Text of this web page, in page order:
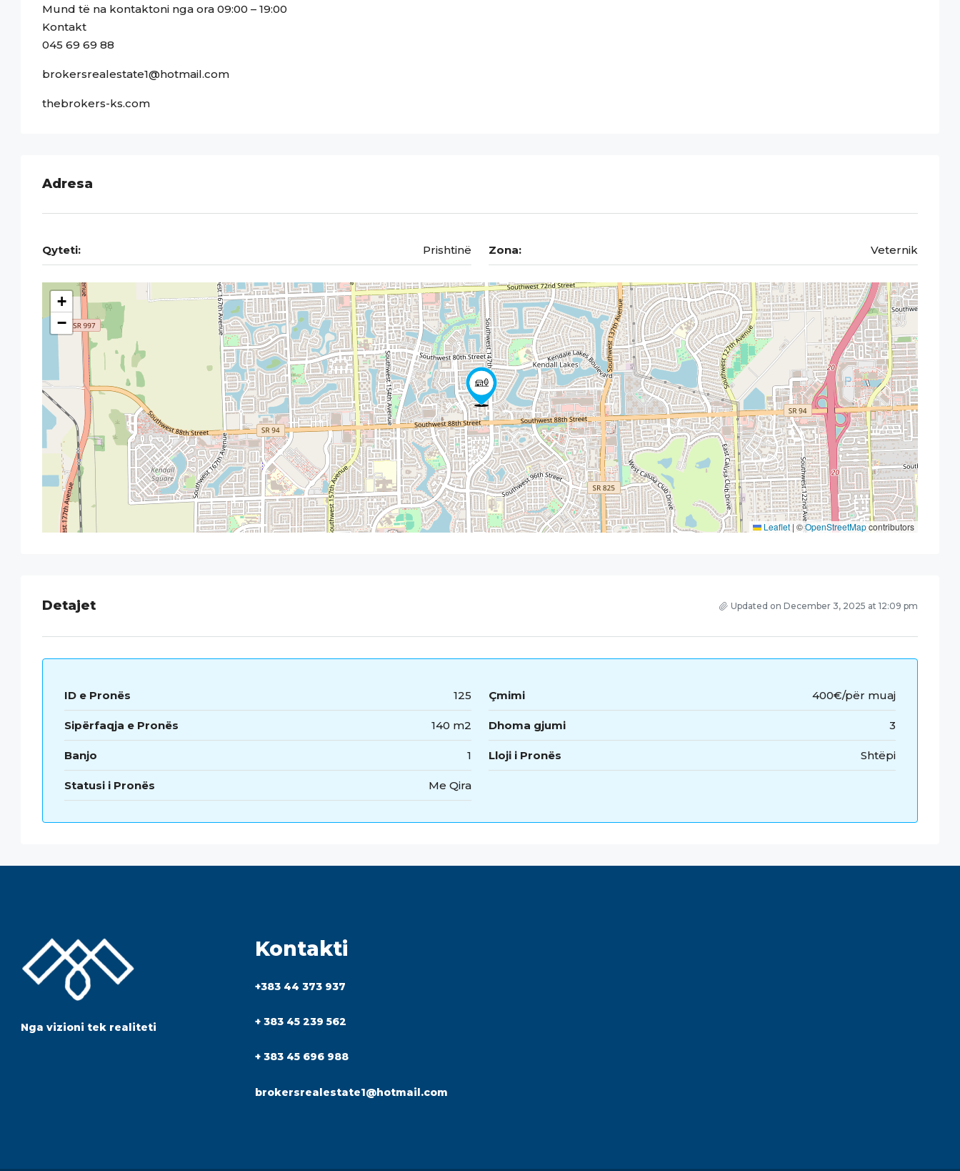
Mund të na kontaktoni nga ora 09:00 – 19:00
Kontakt
045 69 69 88
brokersrealestate1@hotmail.com
thebrokers-ks.com
Adresa
Qyteti: Prishtinë Zona: Veternik
+
−
Leaflet | ©OpenStreetMapcontributors
Detajet Updated on December 3, 2025 at 12:09 pm
ID e Pronës 125 Çmimi 400€/për muaj
Sipërfaqja e Pronës 140 m2 Dhoma gjumi 3
Banjo 1 Lloji i Pronës Shtëpi
Statusi i Pronës Me Qira
Nga vizioni tek realiteti
Kontakti
+383 44 373 937
+ 383 45 239 562
+ 383 45 696 988
brokersrealestate1@hotmail.com